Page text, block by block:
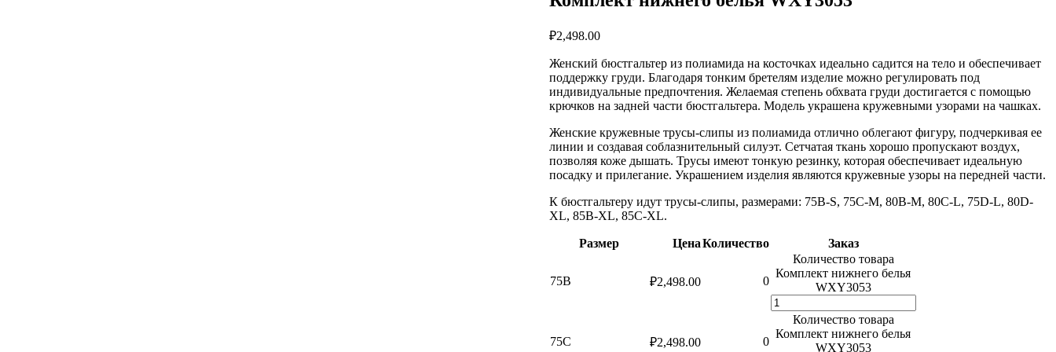
₽2,498.00
Женский бюстгальтер из полиамида на косточках идеально садится на тело и обеспечивает
поддержку груди. Благодаря тонким бретелям изделие можно регулировать под
индивидуальные предпочтения. Желаемая степень обхвата груди достигается с помощью
крючков на задней части бюстгальтера. Модель украшена кружевными узорами на чашках.
Женские кружевные трусы-слипы из полиамида отлично облегают фигуру, подчеркивая ее
линии и создавая соблазнительный силуэт. Сетчатая ткань хорошо пропускают воздух,
позволяя коже дышать. Трусы имеют тонкую резинку, которая обеспечивает идеальную
посадку и прилегание. Украшением изделия являются кружевные узоры на передней части.
К бюстгальтеру идут трусы-слипы, размерами: 75B-S, 75C-M, 80B-M, 80C-L, 75D-L, 80D-
XL, 85B-XL, 85C-XL.
Размер ЦенаКоличество Заказ
75B ₽2,498.00 0
Количество товара
Комплект нижнего белья
WXY3053
75C ₽2,498.00 0
Количество товара
Комплект нижнего белья
WXY3053